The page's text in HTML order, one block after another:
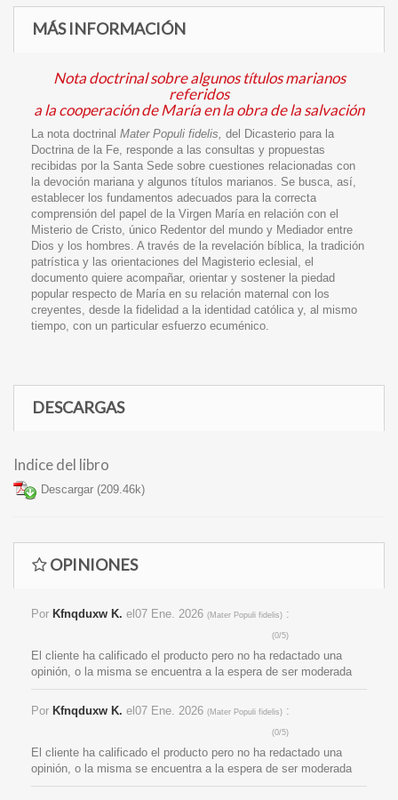
MÁS INFORMACIÓN
Nota doctrinal sobre algunos títulos marianos
referidos
a la cooperación de María en la obra de la salvación
La nota doctrinal Mater Populi fidelis, del Dicasterio para la
Doctrina de la Fe, responde a las consultas y propuestas
recibidas por la Santa Sede sobre cuestiones relacionadas con
la devoción mariana y algunos títulos marianos. Se busca, así,
establecer los fundamentos adecuados para la correcta
comprensión del papel de la Virgen María en relación con el
Misterio de Cristo, único Redentor del mundo y Mediador entre
Dios y los hombres. A través de la revelación bíblica, la tradición
patrística y las orientaciones del Magisterio eclesial, el
documento quiere acompañar, orientar y sostener la piedad
popular respecto de María en su relación maternal con los
creyentes, desde la fidelidad a la identidad católica y, al mismo
tiempo, con un particular esfuerzo ecuménico.
DESCARGAS
Indice del libro
Descargar (209.46k)
OPINIONES
Por Kfnqduxw K. el 07 Ene. 2026 (Mater Populi fidelis) :
(0/5)
El cliente ha calificado el producto pero no ha redactado una
opinión, o la misma se encuentra a la espera de ser moderada
Por Kfnqduxw K. el 07 Ene. 2026 (Mater Populi fidelis) :
(0/5)
El cliente ha calificado el producto pero no ha redactado una
opinión, o la misma se encuentra a la espera de ser moderada